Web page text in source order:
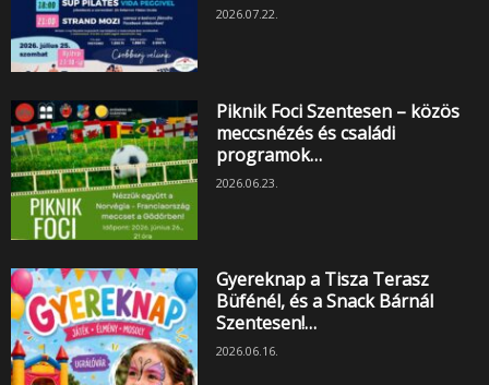
2026.07.22.
Piknik Foci Szentesen – közös
meccsnézés és családi
programok…
2026.06.23.
Gyereknap a Tisza Terasz
Büfénél, és a Snack Bárnál
Szentesen!…
2026.06.16.